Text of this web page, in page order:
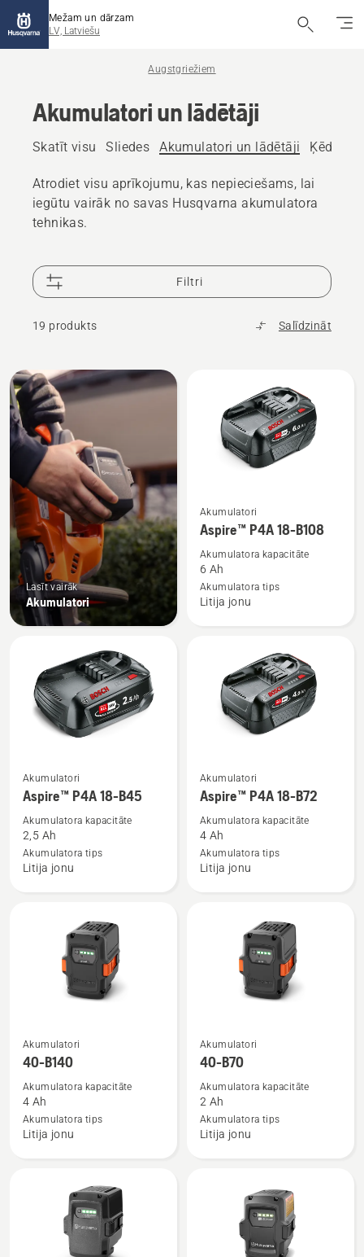
Mežam un dārzam
LV, Latviešu
Augstgriežiem
Akumulatori un lādētāji
Skatīt visu Sliedes Akumulatori un lādētāji Ķēdes
Atrodiet visu aprīkojumu, kas nepieciešams, lai
iegūtu vairāk no savas Husqvarna akumulatora
tehnikas.
Filtri
19 produkts Salīdzināt
Visi
produkti
Lasīt vairāk
Akumulatori
Skatīt
vairāk
par
Aspire™
P4A
Akumulatori
Aspire™ P4A 18-B108
Akumulatora kapacitāte
6 Ah
Akumulatora tips
Litija jonu
Skatīt
vairāk
par
Aspire™
P4A
Akumulatori
Aspire™ P4A 18-B45
Akumulatora kapacitāte
2,5 Ah
Akumulatora tips
Litija jonu
Skatīt
vairāk
par
Aspire™
P4A
Akumulatori
Aspire™ P4A 18-B72
Akumulatora kapacitāte
4 Ah
Akumulatora tips
Litija jonu
Skatīt
vairāk
par
40-
B140
Akumulatori
40-B140
Akumulatora kapacitāte
4 Ah
Akumulatora tips
Litija jonu
Skatīt
vairāk
par
40-
B70
Akumulatori
40-B70
Akumulatora kapacitāte
2 Ah
Akumulatora tips
Litija jonu